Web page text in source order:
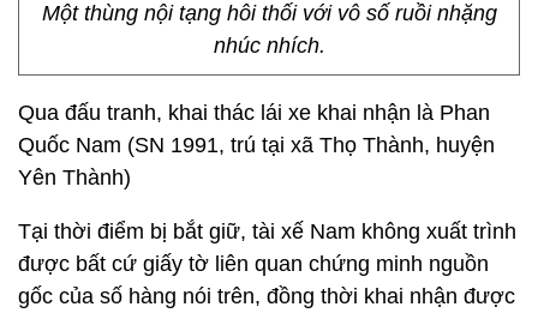
Một thùng nội tạng hôi thối với vô số ruồi nhặng
nhúc nhích.
Qua đấu tranh, khai thác lái xe khai nhận là Phan
Quốc Nam (SN 1991, trú tại xã Thọ Thành, huyện
Yên Thành)
Tại thời điểm bị bắt giữ, tài xế Nam không xuất trình
được bất cứ giấy tờ liên quan chứng minh nguồn
gốc của số hàng nói trên, đồng thời khai nhận được